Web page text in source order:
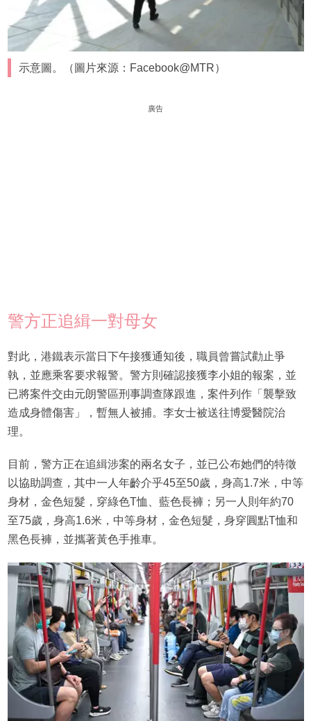
示意圖。（圖片來源：Facebook@MTR）
廣告
警方正追緝一對母女
對此，港鐵表示當日下午接獲通知後，職員曾嘗試勸止爭
執，並應乘客要求報警。警方則確認接獲李小姐的報案，並
已將案件交由元朗警區刑事調查隊跟進，案件列作「襲擊致
造成身體傷害」，暫無人被捕。李女士被送往博愛醫院治
理。
目前，警方正在追緝涉案的兩名女子，並已公布她們的特徵
以協助調查，其中一人年齡介乎45至50歲，身高1.7米，中等
身材，金色短髮，穿綠色T恤、藍色長褲；另一人則年約70
至75歲，身高1.6米，中等身材，金色短髮，身穿圓點T恤和
黑色長褲，並攜著黃色手推車。